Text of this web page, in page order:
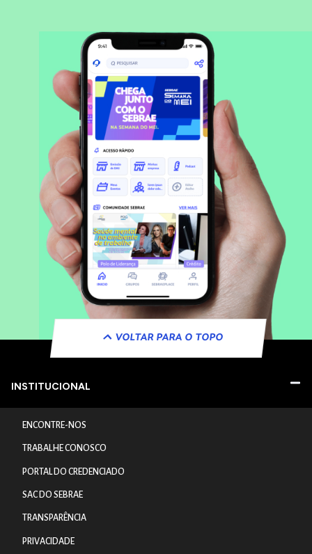
VOLTAR PARA O TOPO
INSTITUCIONAL
ENCONTRE-NOS
TRABALHE CONOSCO
PORTAL DO CREDENCIADO
SAC DO SEBRAE
TRANSPARÊNCIA
PRIVACIDADE